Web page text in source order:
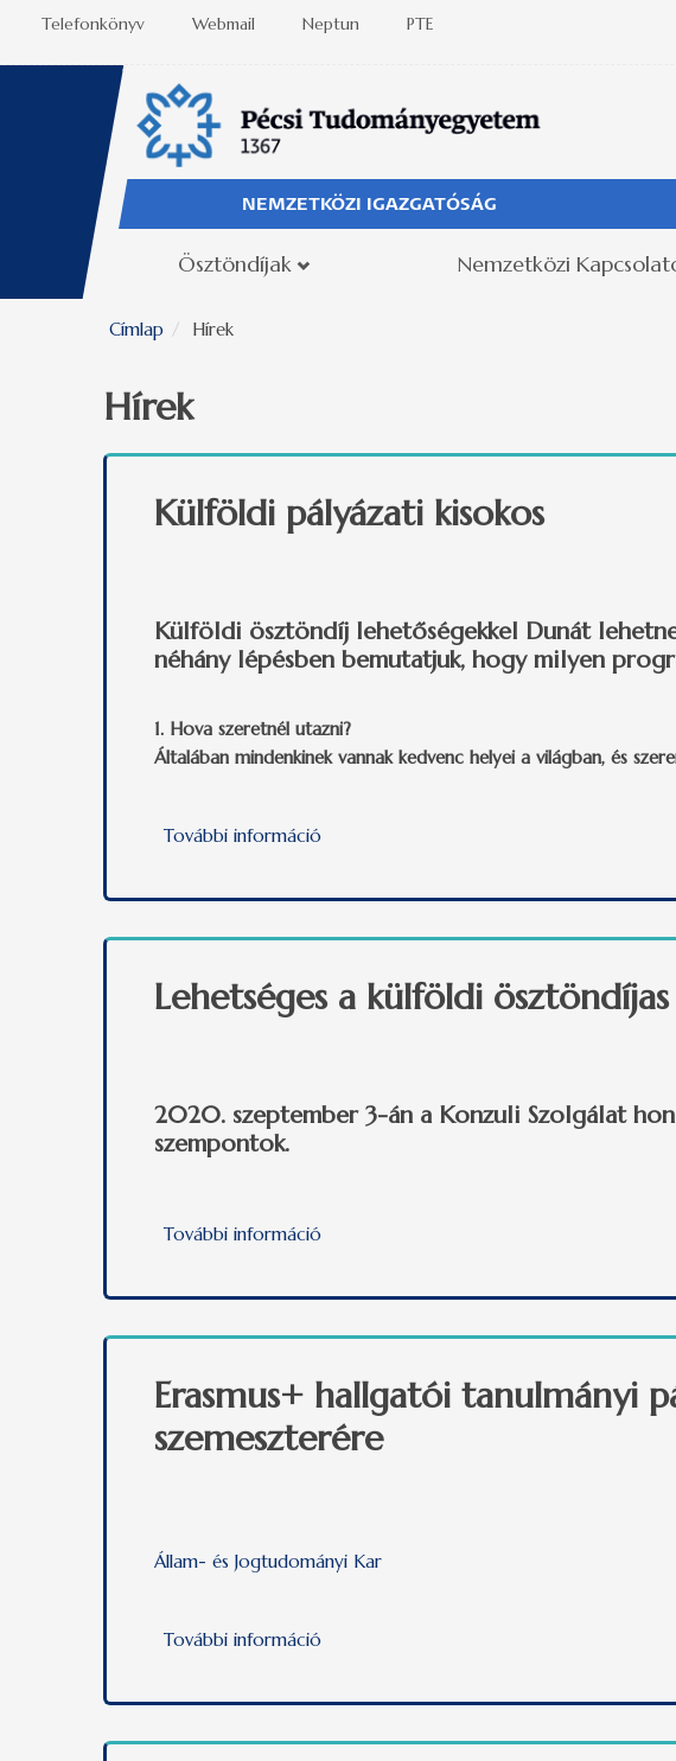
Ugrás a tartalomra
Telefonkönyv Webmail Neptun PTE
NEMZETKÖZI IGAZGATÓSÁG
Ösztöndíjak Nemzetközi
Címlap Hírek
Hírek
Külföldi pályázati kisokos
Külföldi ösztöndíj lehetőségekkel Dunát
néhány lépésben bemutatjuk, hogy milyen
1. Hova szeretnél utazni?
Általában mindenkinek vannak kedvenc helyei a világban, és
További információ
Lehetséges a külföldi
2020. szeptember 3-án a Konzuli Szolgálat
szempontok.
További információ
Erasmus+ hallgatói tanulmányi
szemeszterére
Állam- és Jogtudományi Kar
További információ